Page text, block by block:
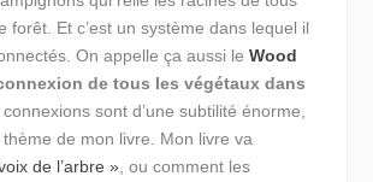
forêt. Et c’est un système dans lequel il
On appelle ça aussi leWood
de tous les végétaux dans
connexions sont d’une subtilité énorme,
thème de mon livre. Mon livre va
de l’arbre » , ou comment les